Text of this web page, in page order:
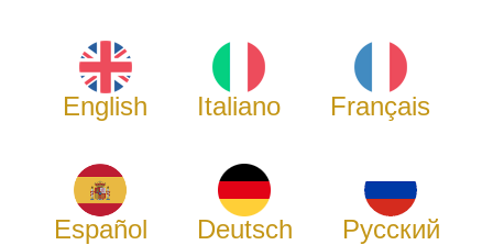
English Italiano Français
Español Deutsch Русский